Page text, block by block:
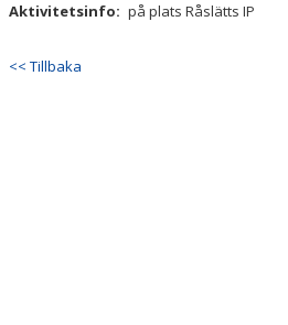
Aktivitetsinfo: på plats Råslätts IP
<< Tillbaka